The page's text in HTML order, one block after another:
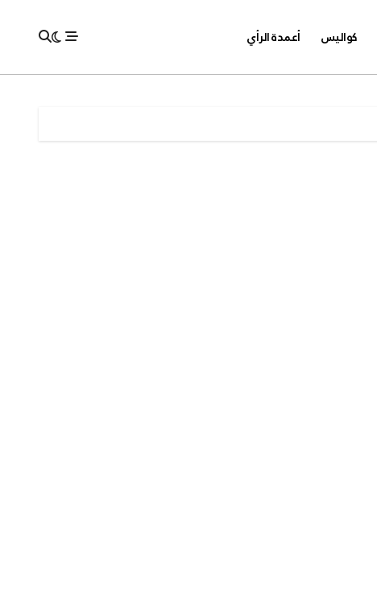
كواليس أعمدة الرأي